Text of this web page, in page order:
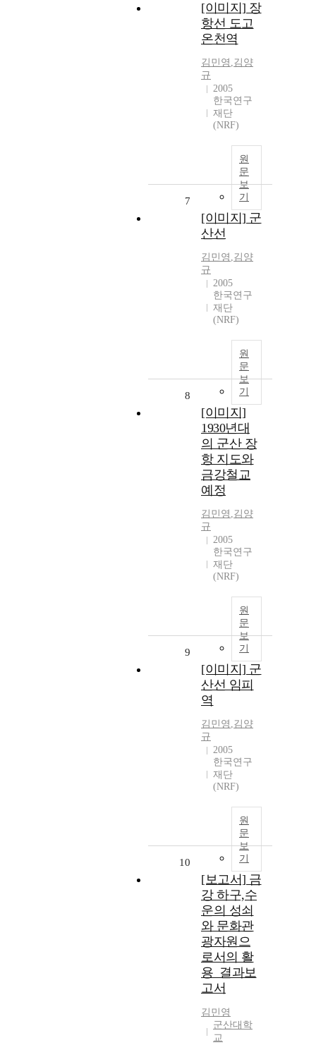
[이미지] 장
항선 도고
온천역
김민영 ,김양
규
2005
한국연구
재단
(NRF)
원
문
보
기
7
[이미지] 군
산선
김민영 ,김양
규
2005
한국연구
재단
(NRF)
원
문
보
기
8
[이미지]
1930년대
의 군산 장
항 지도와
금강철교
예정
김민영 ,김양
규
2005
한국연구
재단
(NRF)
원
문
보
기
9
[이미지] 군
산선 임피
역
김민영 ,김양
규
2005
한국연구
재단
(NRF)
원
문
보
기
10
[보고서] 금
강 하구,수
운의 성쇠
와 문화관
광자원으
로서의 활
용_결과보
고서
김민영
군산대학
교